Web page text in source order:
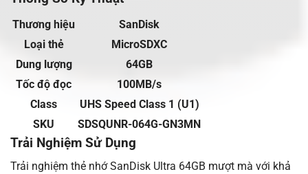
Thương hiệu
SanDisk
Loại thẻ
MicroSDXC
Dung lượng
64GB
Tốc độ đọc
100MB/s
Class
UHS Speed Class 1 (U1)
SKU
SDSQUNR-064G-GN3MN
Trải Nghiệm Sử Dụng
Trải nghiệm thẻ nhớ SanDisk Ultra 64GB mượt mà với khả